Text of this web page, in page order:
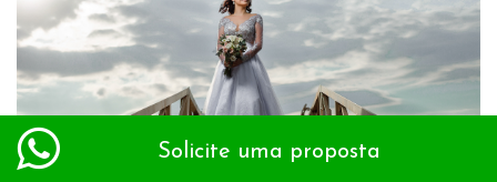
Solicite uma proposta